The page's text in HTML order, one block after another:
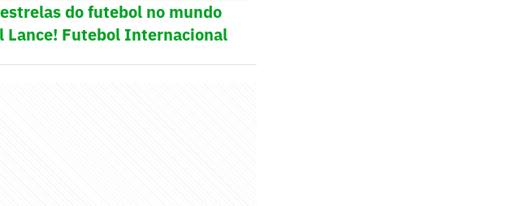
do futebol no mundo
Lance! Futebol Internacional